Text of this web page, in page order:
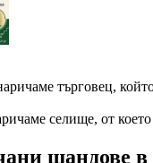
търговец,
селище, от
щандове